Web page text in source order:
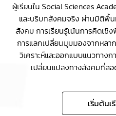
ผู้เรียนใน Social Sciences
และบริบทสังคมจริง ผ่านมิติพื้น
สังคม การเรียนรู้เน้นการคิดเชิ
การแลกเปลี่ยนมุมมองจากหลา
วิเคราะห์และออกแบบแนวทาง
เปลี่ยนแปลงทางสังคมที่ส
เริ่มต้นเ